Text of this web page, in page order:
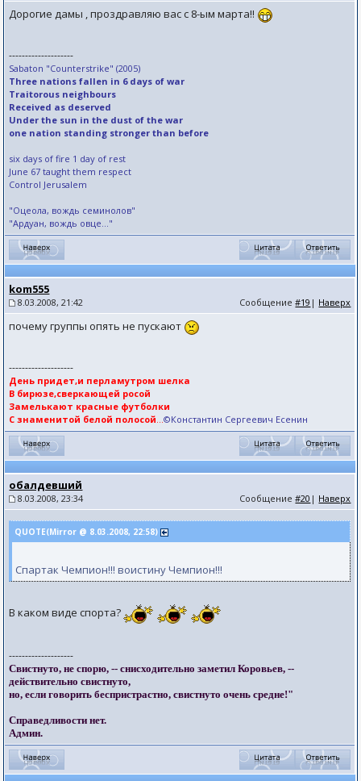
Дорогие дамы , проздравляю вас с 8-ым марта!!
--------------------
Sabaton "Counterstrike" (2005)
Three nations fallen in 6 days of war
Traitorous neighbours
Received as deserved
Under the sun in the dust of the war
one nation standing stronger than before
six days of fire 1 day of rest
June 67 taught them respect
Control Jerusalem
"Оцеола, вождь семинолов"
"Ардуан, вождь овце..."
kom555
8.03.2008, 21:42 Сообщение#19 | Наверх
почему группы опять не пускают
--------------------
День придет,и перламутром шелка
В бирюзе,сверкающей росой
Замелькают красные футболки
С знаменитой белой полосой ...©Константин Сергеевич Есенин
обалдевший
8.03.2008, 23:34 Сообщение#20 | Наверх
QUOTE(Mirror @ 8.03.2008, 22:58)
Спартак Чемпион!!! воистину Чемпион!!!
В каком виде спорта?
--------------------
Свистнуто, не спорю, -- снисходительно заметил Коровьев, --
действительно свистнуто,
но, если говорить беспристрастно, свистнуто очень средне!"
Справедливости нет.
Админ.